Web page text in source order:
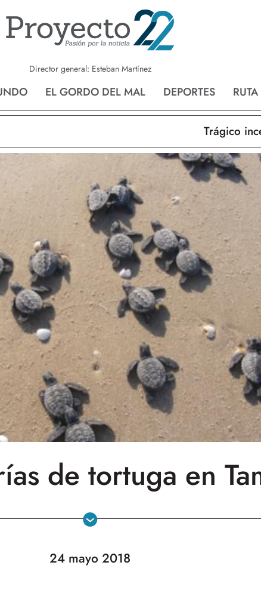
Director general: Esteban Martínez
EL GORDO DEL MAL DEPORTES
Nvo. Laredo
Trágico
de tortuga en
24 mayo 2018